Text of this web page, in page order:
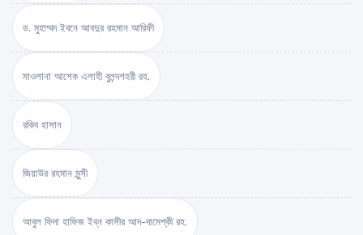
ড. মুহাম্মদ ইবনে আবদুর রহমান আরিফী
মাওলানা আশেক এলাহী বুলন্দশহরী রহ.
রকিব হাসান
জিয়াউর রহমান মুন্সী
আবুল ফিদা হাফিজ ইব্‌ন কাসীর আদ-দামেশ্‌কী রহ.